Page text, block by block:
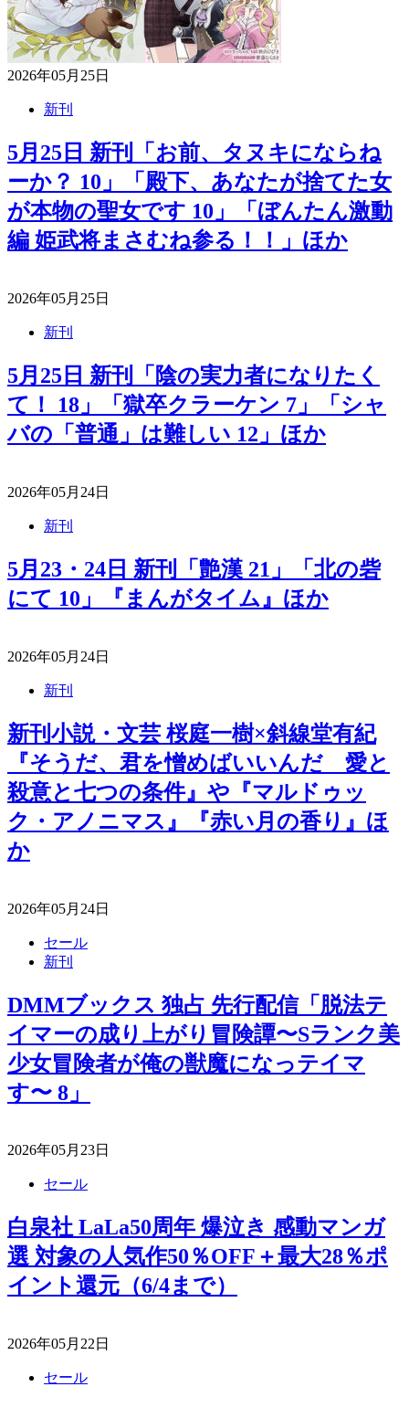
2026年05月25日
新刊
5月25日 新刊「お前、タヌキにならね
ーか？ 10」「殿下、あなたが捨てた女
が本物の聖女です 10」「ぼんたん激動
編 姫武将まさむね参る！！」ほか
2026年05月25日
新刊
5月25日 新刊「陰の実力者になりたく
て！ 18」「獄卒クラーケン 7」「シャ
バの「普通」は難しい 12」ほか
2026年05月24日
新刊
5月23・24日 新刊「艶漢 21」「北の砦
にて 10」『まんがタイム』ほか
2026年05月24日
新刊
新刊小説・文芸 桜庭一樹×斜線堂有紀
『そうだ、君を憎めばいいんだ 愛と
殺意と七つの条件』や『マルドゥッ
ク・アノニマス』『赤い月の香り』ほ
か
2026年05月24日
セール
新刊
DMMブックス 独占 先行配信「脱法テ
イマーの成り上がり冒険譚〜Sランク美
少女冒険者が俺の獣魔になっテイマ
す〜 8」
2026年05月23日
セール
白泉社 LaLa50周年 爆泣き 感動マンガ
選 対象の人気作50％OFF＋最大28％ポ
イント還元（6/4まで）
2026年05月22日
セール